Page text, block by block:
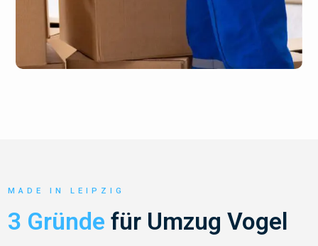
MADE IN LEIPZIG
3 Gründe für Umzug Vogel